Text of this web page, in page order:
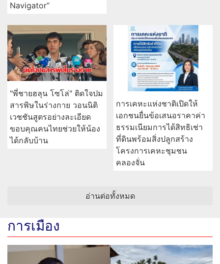
Navigator”
"พี่ชายฮลุน โซโล่" ติดใจปม
สารพิษในร่างกาย วอนนิติ
เวชชันสูตรอย่างละเอียด
ขอบคุณคนไทยช่วยให้น้อง
ได้กลับบ้าน
การเคหะแห่งชาติเปิดให้
เอกชนยื่นข้อเสนอราคาค่า
ธรรมเนียมการได้สิทธิเช่า
ที่ดินพร้อมสิ่งปลูกสร้าง
โครงการเคหะชุมชน
คลองจั่น
อ่านต่อทั้งหมด
การเมือง